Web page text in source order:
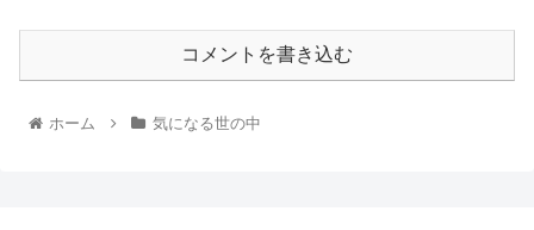
コメントを書き込む
ホーム 気になる世の中